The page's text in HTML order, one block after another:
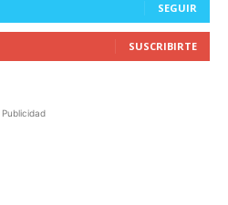
SEGUIR
SUSCRIBIRTE
Publicidad